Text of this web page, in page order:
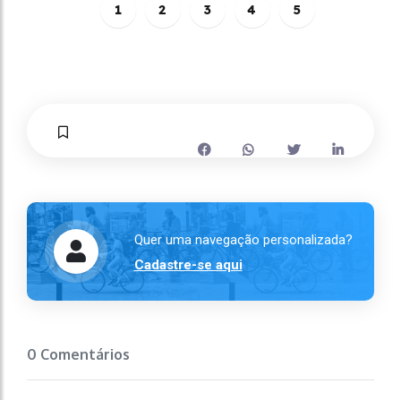
1 2 3 4 5
Quer uma navegação personalizada?
Cadastre-se aqui
0 Comentários